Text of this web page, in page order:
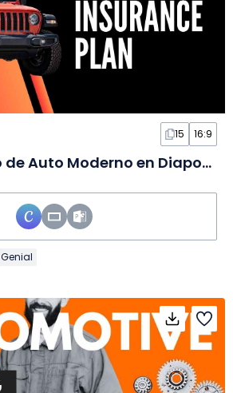
15 16:9
Plan de Seguro de Auto Moderno en Diapositivas
Genial